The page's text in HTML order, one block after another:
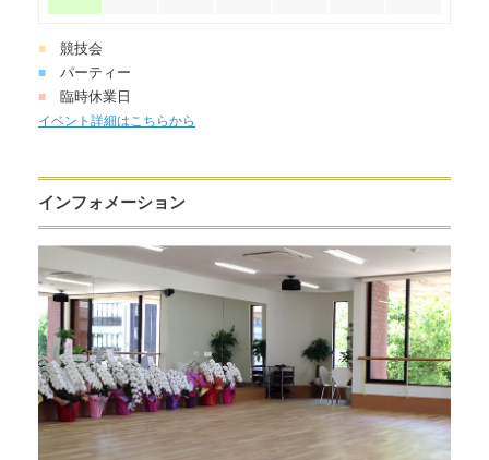
■ 競技会
■ パーティー
■ 臨時休業日
イベント詳細はこちらから
インフォメーション